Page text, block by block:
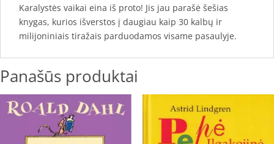
Karalystės vaikai eina iš proto! Jis jau parašė šešias
knygas, kurios išverstos į daugiau kaip 30 kalbų ir
milijoniniais tiražais parduodamos visame pasaulyje.
Panašūs produktai